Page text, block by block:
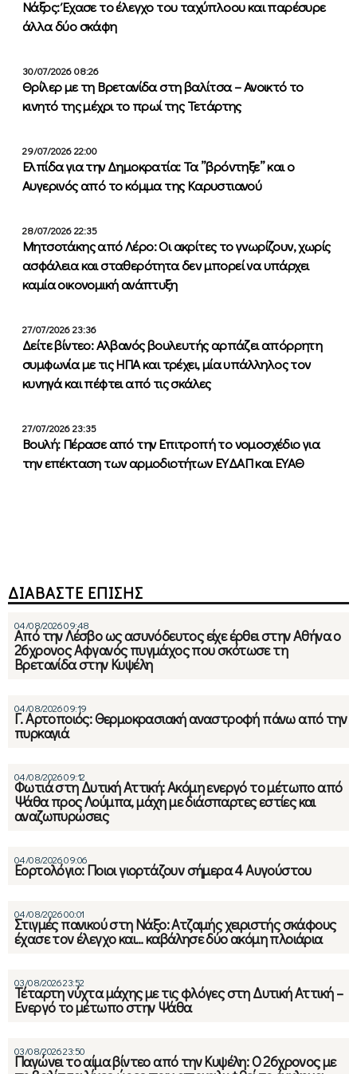
Νάξος: Έχασε το έλεγχο του ταχύπλοου και παρέσυρε
άλλα δύο σκάφη
30/07/2026 08:26
Θρίλερ με τη Βρετανίδα στη βαλίτσα – Ανοικτό το
κινητό της μέχρι το πρωί της Τετάρτης
29/07/2026 22:00
Ελπίδα για την Δημοκρατία: Τα ”βρόντηξε” και ο
Αυγερινός από το κόμμα της Καρυστιανού
28/07/2026 22:35
Μητσοτάκης από Λέρο: Οι ακρίτες το γνωρίζουν, χωρίς
ασφάλεια και σταθερότητα δεν μπορεί να υπάρχει
καμία οικονομική ανάπτυξη
27/07/2026 23:36
Δείτε βίντεο: Αλβανός βουλευτής αρπάζει απόρρητη
συμφωνία με τις ΗΠΑ και τρέχει, μία υπάλληλος τον
κυνηγά και πέφτει από τις σκάλες
27/07/2026 23:35
Βουλή: Πέρασε από την Επιτροπή το νομοσχέδιο για
την επέκταση των αρμοδιοτήτων ΕΥΔΑΠ και ΕΥΑΘ
ΔΙΑΒΑΣΤΕ ΕΠΙΣΗΣ
04/08/2026 09:48
Από την Λέσβο ως ασυνόδευτος είχε έρθει στην Αθήνα ο
26χρονος Αφγανός πυγμάχος που σκότωσε τη
Βρετανίδα στην Κυψέλη
04/08/2026 09:19
Γ. Αρτοποιός: Θερμοκρασιακή αναστροφή πάνω από την
πυρκαγιά
04/08/2026 09:12
Φωτιά στη Δυτική Αττική: Ακόμη ενεργό το μέτωπο από
Ψάθα προς Λούμπα, μάχη με διάσπαρτες εστίες και
αναζωπυρώσεις
04/08/2026 09:06
Εορτολόγιο: Ποιοι γιορτάζουν σήμερα 4 Αυγούστου
04/08/2026 00:01
Στιγμές πανικού στη Νάξο: Ατζαμής χειριστής σκάφους
έχασε τον έλεγχο και… καβάλησε δύο ακόμη πλοιάρια
03/08/2026 23:52
Τέταρτη νύχτα μάχης με τις φλόγες στη Δυτική Αττική –
Ενεργό το μέτωπο στην Ψάθα
03/08/2026 23:50
Παγώνει το αίμα βίντεο από την Κυψέλη: Ο 26χρονος με